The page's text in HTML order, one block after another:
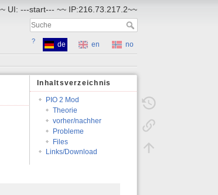
UI: ---start--- ~~ IP:216.73.217.2~~
? de en
no
Inhaltsverzeichnis
PIO 2 Mod
Theorie
vorher/nachher
Probleme
Files
Links/Download